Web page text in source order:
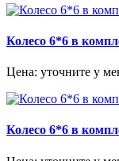
Колесо 6*6 в
Цена: уточните у
Колесо 6*6 в